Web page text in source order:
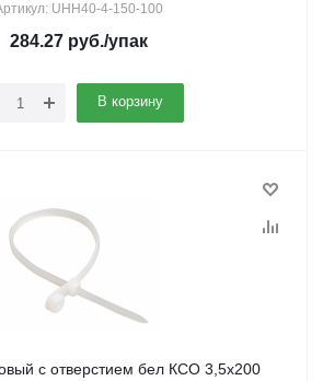
UHH40-4-150-100
284.27 руб./упак
В корзину
с отверстием бел КСО 3,5х200